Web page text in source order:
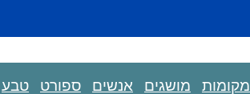
מקומות מושגים אנשים ספורט טבע